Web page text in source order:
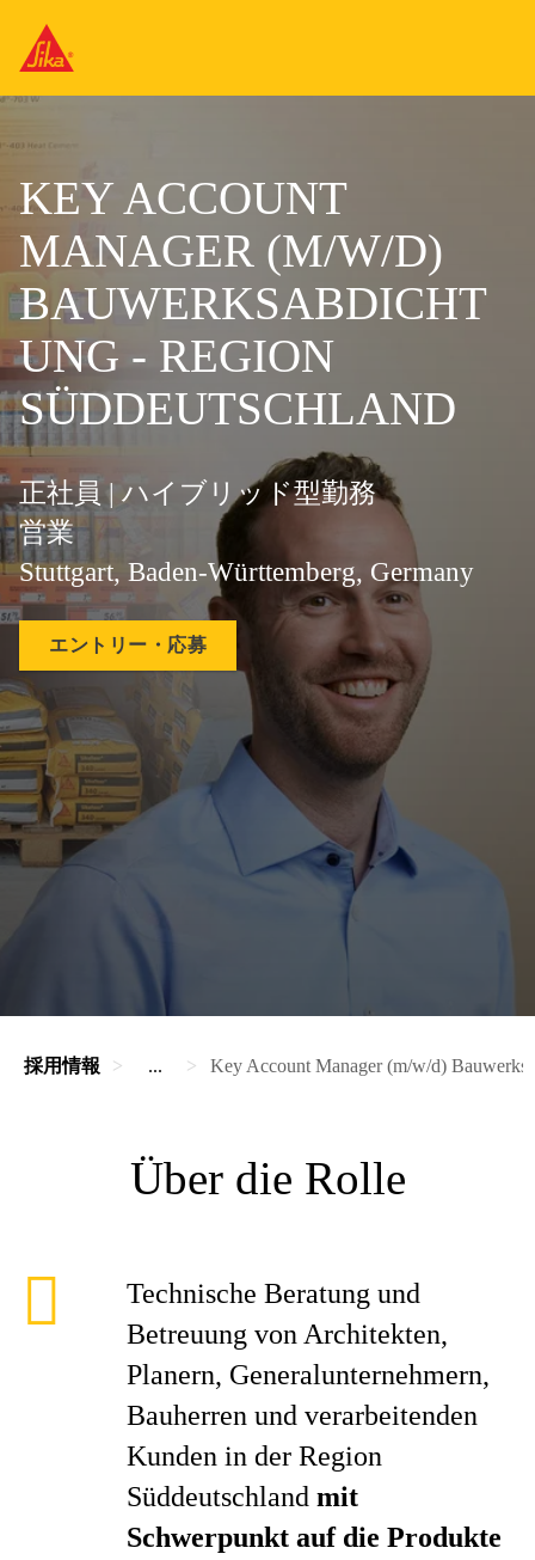
KEY ACCOUNT
MANAGER (M/W/D)
BAUWERKSABDICHT
UNG - REGION
SÜDDEUTSCHLAND
正社員 | ハイブリッド型勤務
営業
Stuttgart, Baden-Württemberg, Germany
エントリー・応募
採用情報 ... Key Account Manager (m/w/d)
Über die Rolle
Technische Beratung und
Betreuung von Architekten,
Planern, Generalunternehmern,
Bauherren und verarbeitenden
Kunden in der Region
Süddeutschland mit
Schwerpunkt auf die Produkte